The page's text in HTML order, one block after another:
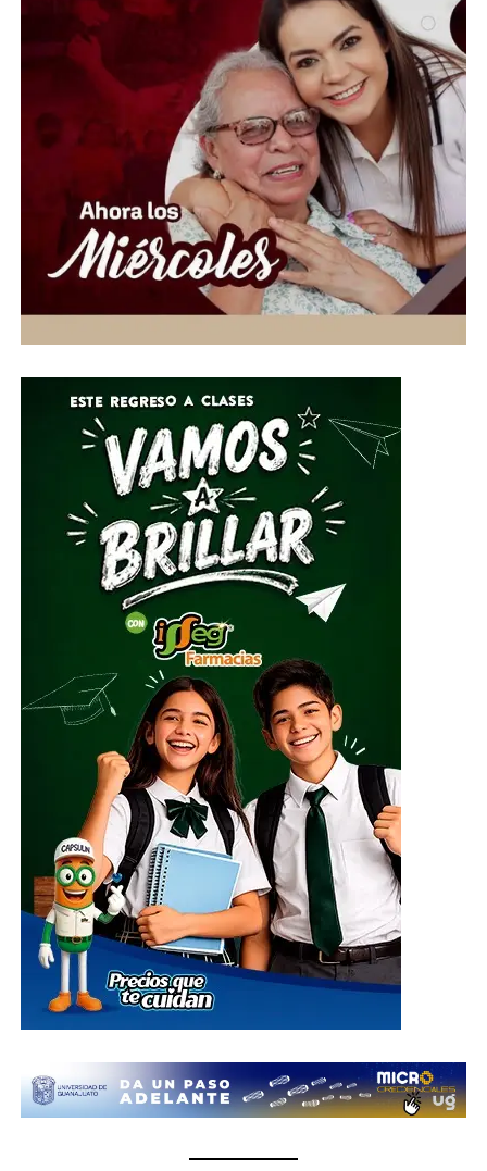
que determine la responsabilidad del detenido. Mientras
tanto, el Gobierno federal aseguró que mantendrá los
operativos de inteligencia para desarticular estructuras
delictivas que operan en la región.